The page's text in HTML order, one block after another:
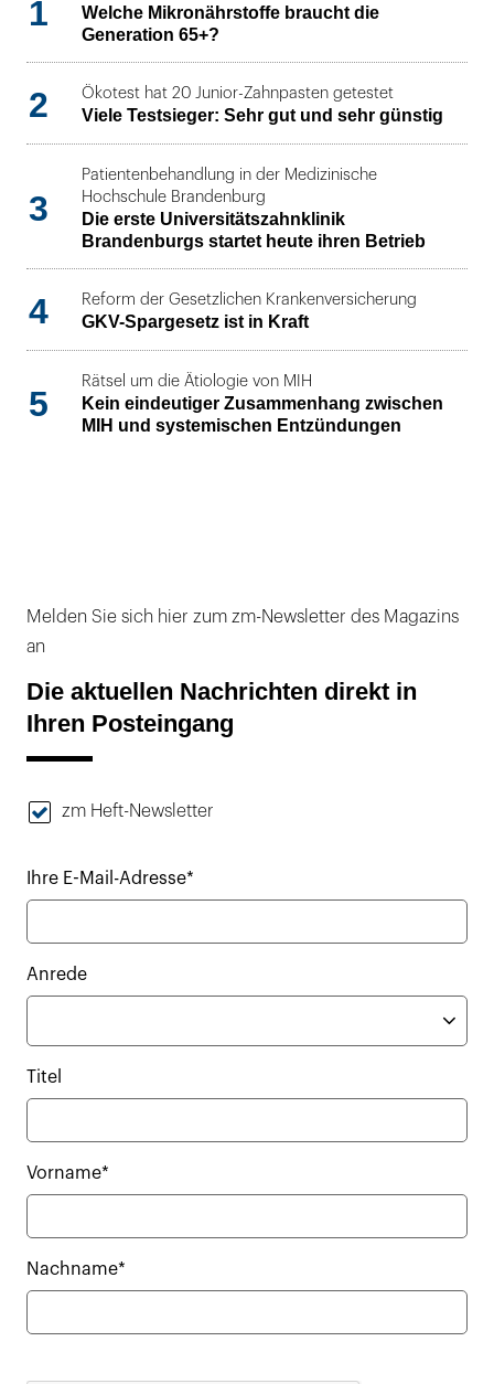
1
Welche Mikronährstoffe braucht die
Generation 65+?
2 Ökotest hat 20 Junior-Zahnpasten getestet
Viele Testsieger: Sehr gut und sehr günstig
3
Patientenbehandlung in der Medizinische
Hochschule Brandenburg
Die erste Universitätszahnklinik
Brandenburgs startet heute ihren Betrieb
4 Reform der Gesetzlichen Krankenversicherung
GKV-Spargesetz ist in Kraft
5
Rätsel um die Ätiologie von MIH
Kein eindeutiger Zusammenhang zwischen
MIH und systemischen Entzündungen
Melden Sie sich hier zum zm-Newsletter des Magazins
an
Die aktuellen Nachrichten direkt in
Ihren Posteingang
zm Heft-Newsletter
Ihre E-Mail-Adresse*
Anrede
Titel
Vorname*
Nachname*